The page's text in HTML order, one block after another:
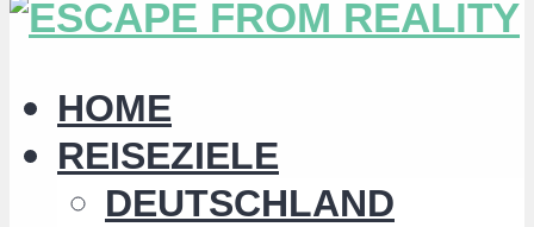
HOME
REISEZIELE
DEUTSCHLAND